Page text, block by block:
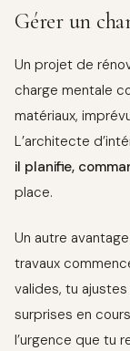
Gérer un
Un projet de
charge mentale
matériaux,
L’architecte
il planifie,
place.
Un autre
travaux
valides, tu
surprises en
l’urgence que tu